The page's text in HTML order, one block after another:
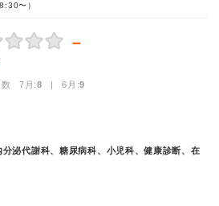
〜）
－
数 7月:8 | 6月:9
泌代謝科、糖尿病科、小児科、健康診断、在